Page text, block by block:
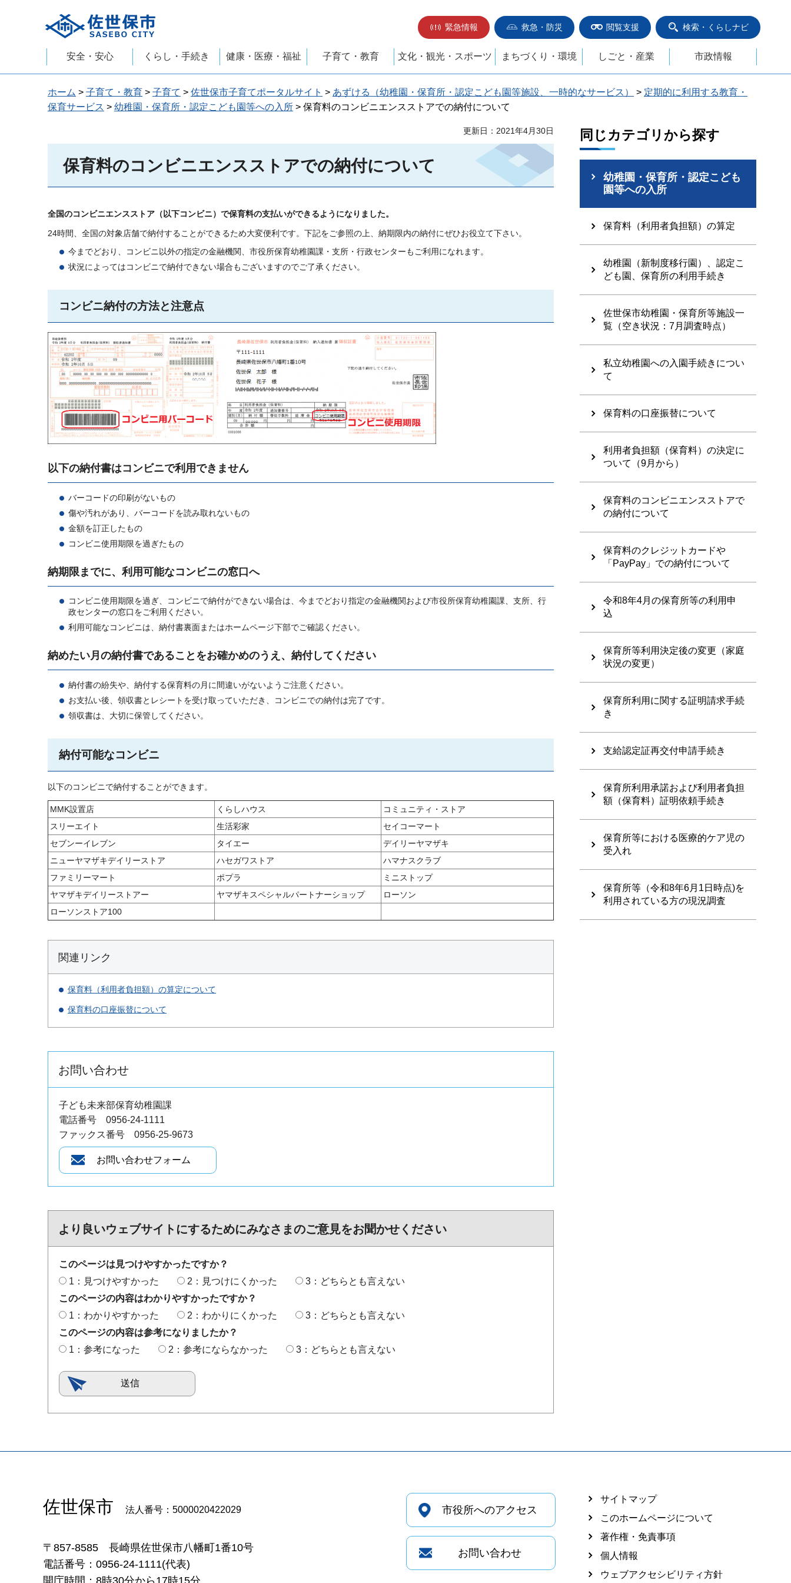
佐世保市
緊急情報
救急・防災 閲覧支援 検索・くらしナビ
安全・安心 くらし・手続き 健康・医療・福祉 子育て・教育 文化・観光・スポーツ まちづくり・環境 しごと・産業 市政情報
ホーム > 子育て・教育 > 子育て > 佐世保市子育てポータルサイト > あずける（幼稚園・保育所・認定こども園等施設、一時的なサービス） > 定期的に利用する教育・
保育サービス > 幼稚園・保育所・認定こども園等への入所 > 保育料のコンビニエンスストアでの納付について
更新日：2021年4月30日
保育料のコンビニエンスストアでの納付について
全国のコンビニエンスストア（以下コンビニ）で保育料の支払いができるようになりました。
24時間、全国の対象店舗で納付することができるため大変便利です。下記をご参照の上、納期限内の納付にぜひお役立て下さい。
今までどおり、コンビニ以外の指定の金融機関、市役所保育幼稚園課・支所・行政センターもご利用になれます。
状況によってはコンビニで納付できない場合もございますのでご了承ください。
コンビニ納付の方法と注意点
以下の納付書はコンビニで利用できません
バーコードの印刷がないもの
傷や汚れがあり、バーコードを読み取れないもの
金額を訂正したもの
コンビニ使用期限を過ぎたもの
納期限までに、利用可能なコンビニの窓口へ
コンビニ使用期限を過ぎ、コンビニで納付ができない場合は、今までどおり指定の金融機関および市役所保育幼稚園課、支所、行
政センターの窓口をご利用ください。
利用可能なコンビニは、納付書裏面またはホームページ下部でご確認ください。
納めたい月の納付書であることをお確かめのうえ、納付してください
納付書の紛失や、納付する保育料の月に間違いがないようご注意ください。
お支払い後、領収書とレシートを受け取っていただき、コンビニでの納付は完了です。
領収書は、大切に保管してください。
納付可能なコンビニ
以下のコンビニで納付することができます。
MMK設置店 くらしハウス
コミュニティ・ストア
スリーエイト
生活彩家
セイコーマート
セブンーイレブン
タイエー
デイリーヤマザキ
ニューヤマザキデイリーストア
ハセガワストア
ハマナスクラブ
ファミリーマート
ポプラ
ミニストップ
ヤマザキデイリーストアー
ヤマザキスペシャルパートナーショップ
ローソン
ローソンストア100
関連リンク
保育料（利用者負担額）の算定について
保育料の口座振替について
お問い合わせ
子ども未来部保育幼稚園課
電話番号 0956-24-1111
ファックス番号 0956-25-9673
より良いウェブサイトにするためにみなさまのご意見をお聞かせください
このページは見つけやすかったですか？
1：見つけやすかった
2：見つけにくかった
3：どちらとも言えない
このページの内容はわかりやすかったですか？
1：わかりやすかった
2：わかりにくかった
3：どちらとも言えない
このページの内容は参考になりましたか？
1：参考になった
2：参考にならなかった 3：どちらとも言えない
同じカテゴリから探す
幼稚園・保育所・認定こども
園等への入所
保育料（利用者負担額）の算定
幼稚園（新制度移行園）、認定こ
ども園、保育所の利用手続き
佐世保市幼稚園・保育所等施設一
覧（空き状況：7月調査時点）
私立幼稚園への入園手続きについ
て
保育料の口座振替について
利用者負担額（保育料）の決定に
ついて（9月から）
保育料のコンビニエンスストアで
の納付について
保育料のクレジットカードや
「PayPay」での納付について
令和8年4月の保育所等の利用申
込
保育所等利用決定後の変更（家庭
状況の変更）
保育所利用に関する証明請求手続
き
支給認定証再交付申請手続き
保育所利用承諾および利用者負担
額（保育料）証明依頼手続き
保育所等における医療的ケア児の
受入れ
保育所等（令和8年6月1日時点)を
利用されている方の現況調査
佐世保市 法人番号：5000020422029
〒857-8585 長崎県佐世保市八幡町1番10号
電話番号：0956-24-1111(代表)
開庁時間：8時30分から17時15分
市役所へのアクセス
お問い合わせ
サイトマップ
このホームページについて
著作権・免責事項
個人情報
ウェブアクセシビリティ方針